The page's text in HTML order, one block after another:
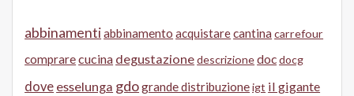
abbinamentiabbinamento acquistarecantina carrefour
comprarecucina degustazionedescrizionedocdocg
dove esselunga gdogrande distribuzioneigt il gigante